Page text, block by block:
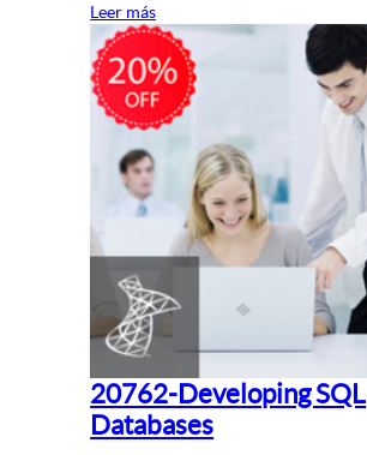
Leer más
20762-Developing SQL
Databases